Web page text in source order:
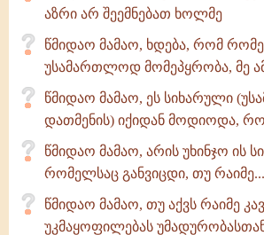
აზრი არ შეემნებათ ხოლმე
წმიდაო მამაო, ხდება, რომ
უსამართლოდ მომეპყრობა, მე
წმიდაო მამაო, ეს სიხარული
დათმენის) იქიდან მოდიოდა,
წმიდაო მამაო, არის უხინჯო ის
რომელსაც განვიცდი, თუ რაიმე...
წმიდაო მამაო, თუ აქვს რაიმე
უკმაყოფილებას